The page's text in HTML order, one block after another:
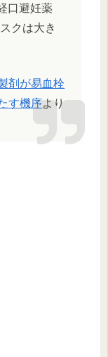
口避妊薬
クは大き
剤が易血栓
す機序より